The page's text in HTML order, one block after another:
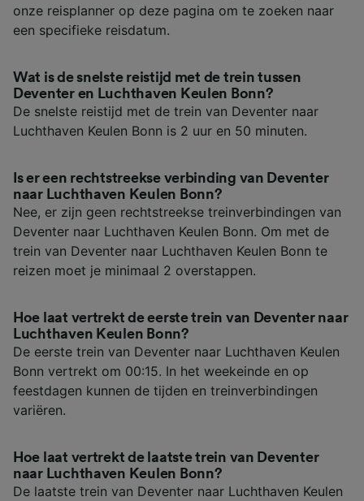
onze reisplanner op deze pagina om te zoeken naar
een specifieke reisdatum.
Wat is de snelste reistijd met de trein tussen
Deventer en Luchthaven Keulen Bonn?
De snelste reistijd met de trein van Deventer naar
Luchthaven Keulen Bonn is 2 uur en 50 minuten.
Is er een rechtstreekse verbinding van Deventer
naar Luchthaven Keulen Bonn?
Nee, er zijn geen rechtstreekse treinverbindingen van
Deventer naar Luchthaven Keulen Bonn. Om met de
trein van Deventer naar Luchthaven Keulen Bonn te
reizen moet je minimaal 2 overstappen.
Hoe laat vertrekt de eerste trein van Deventer naar
Luchthaven Keulen Bonn?
De eerste trein van Deventer naar Luchthaven Keulen
Bonn vertrekt om 00:15. In het weekeinde en op
feestdagen kunnen de tijden en treinverbindingen
variëren.
Hoe laat vertrekt de laatste trein van Deventer
naar Luchthaven Keulen Bonn?
De laatste trein van Deventer naar Luchthaven Keulen